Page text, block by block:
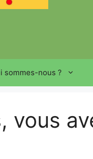
sommes-nous ?
vous